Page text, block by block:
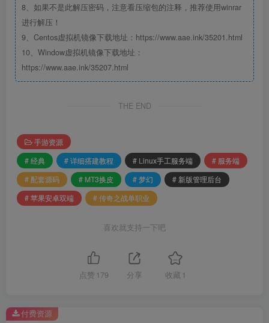
8、如果不是此解压密码，注意看压缩包的注释，推荐使用winrar
进行解压！
9、Centos虚拟机镜像下载地址：https://www.aae.ink/35201.html
10、Window虚拟机镜像下载地址：
https://www.aae.ink/35207.html
THE END
手游资源
# 经典
# 详细搭建教程 # Linux手工服务端
# 服务端
# 配套源码
# MT3换皮 # 梦幻
# 新版管理后台
# 苹果安卓双端
# 传奇之战单职业
喜欢就支持一下吧
点赞 179 分享 收藏 1
付费资源